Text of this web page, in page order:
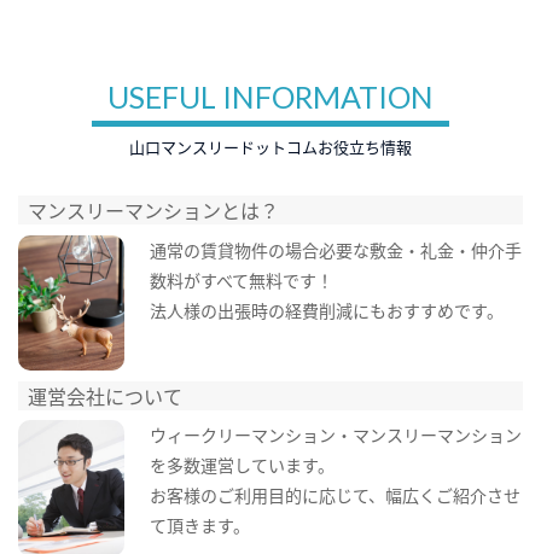
USEFUL INFORMATION
山口マンスリードットコムお役立ち情報
マンスリーマンションとは？
通常の賃貸物件の場合必要な敷金・礼金・仲介手
数料がすべて無料です！
法人様の出張時の経費削減にもおすすめです。
運営会社について
ウィークリーマンション・マンスリーマンション
を多数運営しています。
お客様のご利用目的に応じて、幅広くご紹介させ
て頂きます。